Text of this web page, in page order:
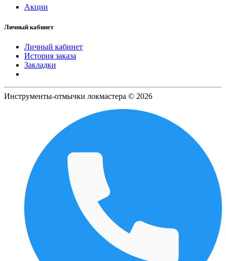
Акции
Личный кабинет
Личный кабинет
История заказа
Закладки
Инструменты-отмычки локмастера © 2026